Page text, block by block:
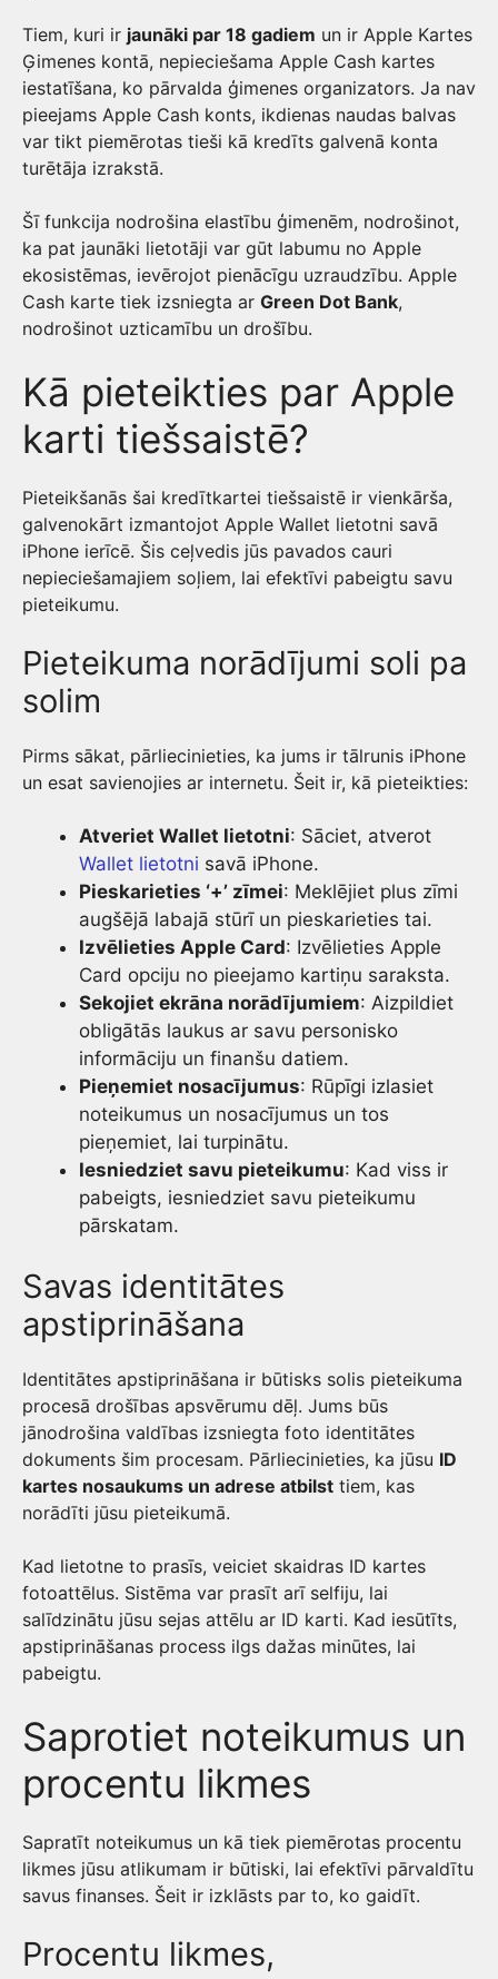
Tiem, kuri ir jaunāki par 18 gadiem un ir Apple Kartes
Ģimenes kontā, nepieciešama Apple Cash kartes
iestatīšana, ko pārvalda ģimenes organizators. Ja nav
pieejams Apple Cash konts, ikdienas naudas balvas
var tikt piemērotas tieši kā kredīts galvenā konta
turētāja izrakstā.
Šī funkcija nodrošina elastību ģimenēm, nodrošinot,
ka pat jaunāki lietotāji var gūt labumu no Apple
ekosistēmas, ievērojot pienācīgu uzraudzību. Apple
Cash karte tiek izsniegta ar Green Dot Bank,
nodrošinot uzticamību un drošību.
Kā pieteikties par Apple
karti tiešsaistē?
Pieteikšanās šai kredītkartei tiešsaistē ir vienkārša,
galvenokārt izmantojot Apple Wallet lietotni savā
iPhone ierīcē. Šis ceļvedis jūs pavados cauri
nepieciešamajiem soļiem, lai efektīvi pabeigtu savu
pieteikumu.
Pieteikuma norādījumi soli pa
solim
Pirms sākat, pārliecinieties, ka jums ir tālrunis iPhone
un esat savienojies ar internetu. Šeit ir, kā pieteikties:
Atveriet Wallet lietotni: Sāciet, atverot
Wallet lietotni savā iPhone.
Pieskarieties ‘+’ zīmei: Meklējiet plus zīmi
augšējā labajā stūrī un pieskarieties tai.
Izvēlieties Apple Card: Izvēlieties Apple
Card opciju no pieejamo kartiņu saraksta.
Sekojiet ekrāna norādījumiem: Aizpildiet
obligātās laukus ar savu personisko
informāciju un finanšu datiem.
Pieņemiet nosacījumus: Rūpīgi izlasiet
noteikumus un nosacījumus un tos
pieņemiet, lai turpinātu.
Iesniedziet savu pieteikumu: Kad viss ir
pabeigts, iesniedziet savu pieteikumu
pārskatam.
Savas identitātes
apstiprināšana
Identitātes apstiprināšana ir būtisks solis pieteikuma
procesā drošības apsvērumu dēļ. Jums būs
jānodrošina valdības izsniegta foto identitātes
dokuments šim procesam. Pārliecinieties, ka jūsu ID
kartes nosaukums un adrese atbilst tiem, kas
norādīti jūsu pieteikumā.
Kad lietotne to prasīs, veiciet skaidras ID kartes
fotoattēlus. Sistēma var prasīt arī selfiju, lai
salīdzinātu jūsu sejas attēlu ar ID karti. Kad iesūtīts,
apstiprināšanas process ilgs dažas minūtes, lai
pabeigtu.
Saprotiet noteikumus un
procentu likmes
Sapratīt noteikumus un kā tiek piemērotas procentu
likmes jūsu atlikumam ir būtiski, lai efektīvi pārvaldītu
savus finanses. Šeit ir izklāsts par to, ko gaidīt.
Procentu likmes,